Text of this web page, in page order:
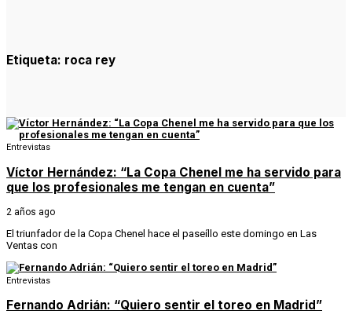
Etiqueta: roca rey
Entrevistas
Víctor Hernández: “La Copa Chenel me ha servido para
que los profesionales me tengan en cuenta”
2 años ago
El triunfador de la Copa Chenel hace el paseíllo este domingo en Las
Ventas con
Entrevistas
Fernando Adrián: “Quiero sentir el toreo en Madrid”